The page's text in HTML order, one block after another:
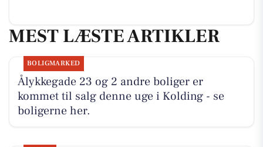
MEST LÆSTE ARTIKLER
BOLIGMARKED
Ålykkegade 23 og 2 andre boliger er
kommet til salg denne uge i Kolding - se
boligerne her.